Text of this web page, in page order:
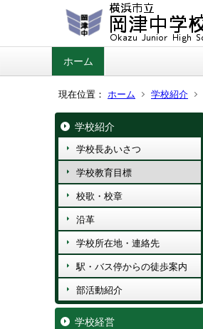
ホーム
現在位置： ホーム 学校紹介
学校紹介
学校長あいさつ
学校教育目標
校歌・校章
沿革
学校所在地・連絡先
駅・バス停からの徒歩案内
部活動紹介
学校経営